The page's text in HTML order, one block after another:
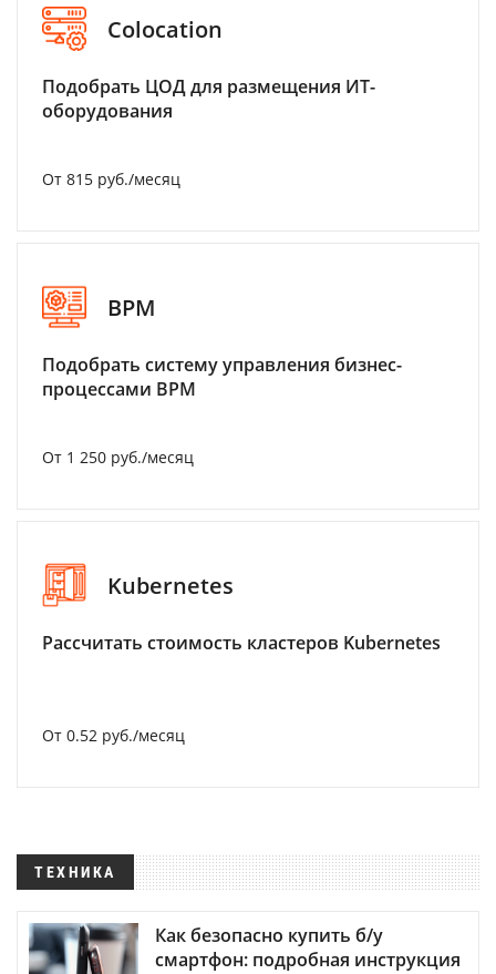
Colocation
Подобрать ЦОД для размещения ИТ-
оборудования
От 815 руб./месяц
BPM
Подобрать систему управления бизнес-
процессами BPM
От 1 250 руб./месяц
Kubernetes
Рассчитать стоимость кластеров Kubernetes
От 0.52 руб./месяц
ТЕХНИКА
Как безопасно купить б/у
смартфон: подробная инструкция